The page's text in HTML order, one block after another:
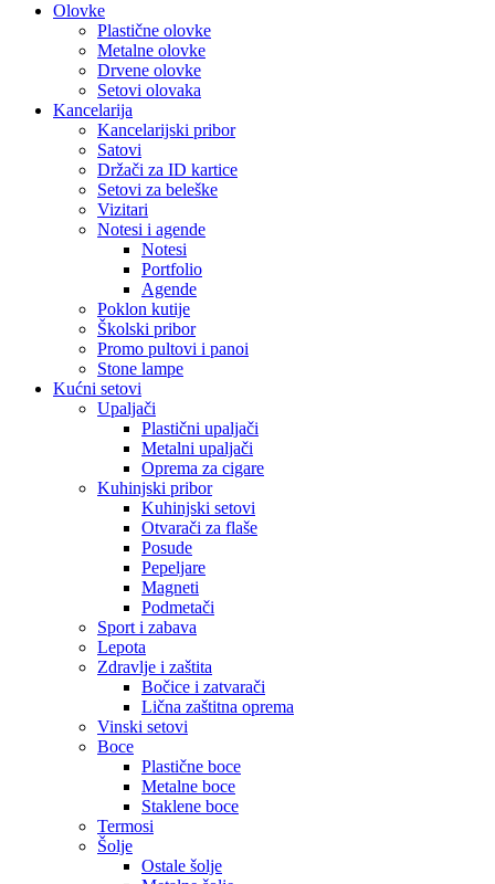
Olovke
Plastične olovke
Metalne olovke
Drvene olovke
Setovi olovaka
Kancelarija
Kancelarijski pribor
Satovi
Držači za ID kartice
Setovi za beleške
Vizitari
Notesi i agende
Notesi
Portfolio
Agende
Poklon kutije
Školski pribor
Promo pultovi i panoi
Stone lampe
Kućni setovi
Upaljači
Plastični upaljači
Metalni upaljači
Oprema za cigare
Kuhinjski pribor
Kuhinjski setovi
Otvarači za flaše
Posude
Pepeljare
Magneti
Podmetači
Sport i zabava
Lepota
Zdravlje i zaštita
Bočice i zatvarači
Lična zaštitna oprema
Vinski setovi
Boce
Plastične boce
Metalne boce
Staklene boce
Termosi
Šolje
Ostale šolje